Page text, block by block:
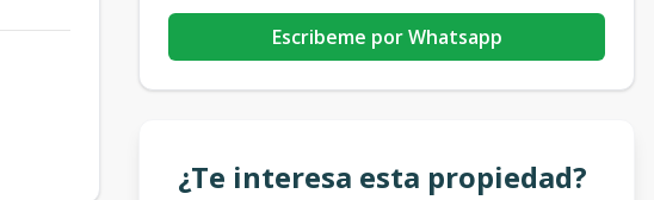
Escribeme por Whatsapp
¿Te interesa esta propiedad?